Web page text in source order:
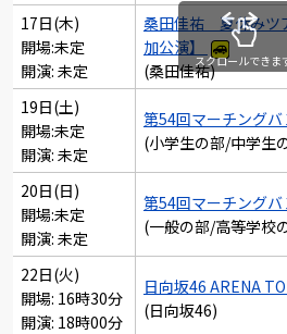
17日(木)
開場:未定
開演: 未定
桑田佳祐 夏休みツ
加公演】
(桑田佳祐)
19日(土)
開場:未定
開演: 未定
第54回マーチング
(小学生の部/中学生
20日(日)
開場:未定
開演: 未定
第54回マーチング
(一般の部/高等学校
22日(火)
開場: 16時30分
開演: 18時00分
日向坂46 ARENA
(日向坂46)
スクロールできま